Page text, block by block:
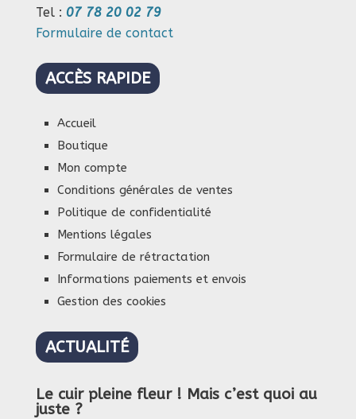
Tel : 07 78 20 02 79
Formulaire de contact
ACCÈS RAPIDE
Accueil
Boutique
Mon compte
Conditions générales de ventes
Politique de confidentialité
Mentions légales
Formulaire de rétractation
Informations paiements et envois
Gestion des cookies
ACTUALITÉ
Le cuir pleine fleur ! Mais c’est quoi au
juste ?